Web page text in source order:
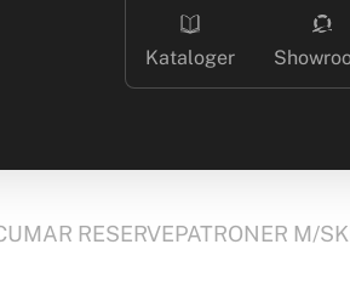
Kataloger
RESERVEPATRONER M/